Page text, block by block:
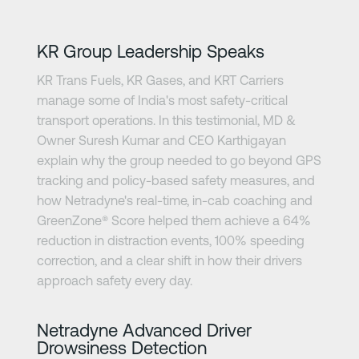
KR Group Leadership Speaks
KR Trans Fuels, KR Gases, and KRT Carriers
manage some of India's most safety-critical
transport operations. In this testimonial, MD &
Owner Suresh Kumar and CEO Karthigayan
explain why the group needed to go beyond GPS
tracking and policy-based safety measures, and
how Netradyne's real-time, in-cab coaching and
GreenZone®️ Score helped them achieve a 64%
reduction in distraction events, 100% speeding
correction, and a clear shift in how their drivers
approach safety every day.
Netradyne Advanced Driver
Drowsiness Detection